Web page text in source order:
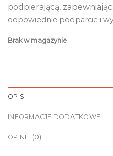
podpierającą,
odpowiednie podparcie i
Brak w magazynie
OPIS
INFORMACJE DODATKOWE
OPINIE (0)